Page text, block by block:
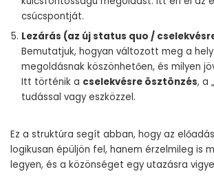
csúcspontját.
Lezárás (az új status quo /
Bemutatjuk, hogyan változott meg a
megoldásnak köszönhetően, és milyen
Itt történik a cselekvésre ösztönzés, a
tudással vagy eszközzel.
Ez a struktúra segít abban, hogy az
logikusan épüljön fel, hanem érzelmileg is
legyen, és a közönséget egy utazásra